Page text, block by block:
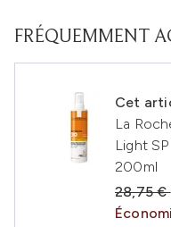
FRÉQUEMMENT
Cet
La
Light
200ml
Prix de
28,75 €